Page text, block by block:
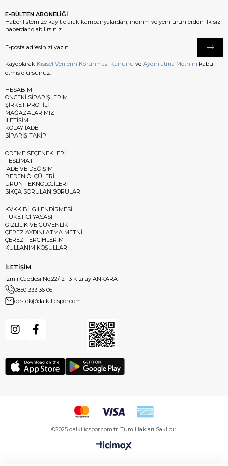
E-BÜLTEN ABONELİĞİ
Haber listemize kayıt olarak kampanyalardan, indirim ve yeni ürünlerden ilk siz
haberdar olabilirsiniz.
Kaydolarak Kişisel Verilerin Korunması Kanunu ve Aydınlatma Metnini kabul
etmiş olursunuz.
HESABIM
ÖNCEKİ SİPARİŞLERİM
ŞİRKET PROFİLİ
MAĞAZALARIMIZ
İLETİŞİM
KOLAY İADE
SİPARİŞ TAKİP
ÖDEME SEÇENEKLERİ
TESLİMAT
İADE VE DEĞİŞİM
BEDEN ÖLÇÜLERİ
ÜRÜN TEKNOLOJİLERİ
SIKÇA SORULAN SORULAR
KVKK BİLGİLENDİRMESİ
TÜKETİCİ YASASI
GİZLİLİK VE GÜVENLİK
ÇEREZ AYDINLATMA METNİ
ÇEREZ TERCİHLERİM
KULLANIM KOŞULLARI
İLETİŞİM
İzmir Caddesi No:22/12-13 Kızılay ANKARA
0850 333 36 06
destek@dalkilicspor.com
©2025 dalkilicspor.com.tr. Tüm Hakları Saklıdır.